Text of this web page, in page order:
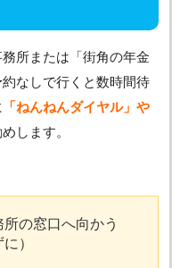
所または「街角の年金
なしで行くと数時間待
「ねんねんダイヤル」や
します。
の窓口へ向かう
）